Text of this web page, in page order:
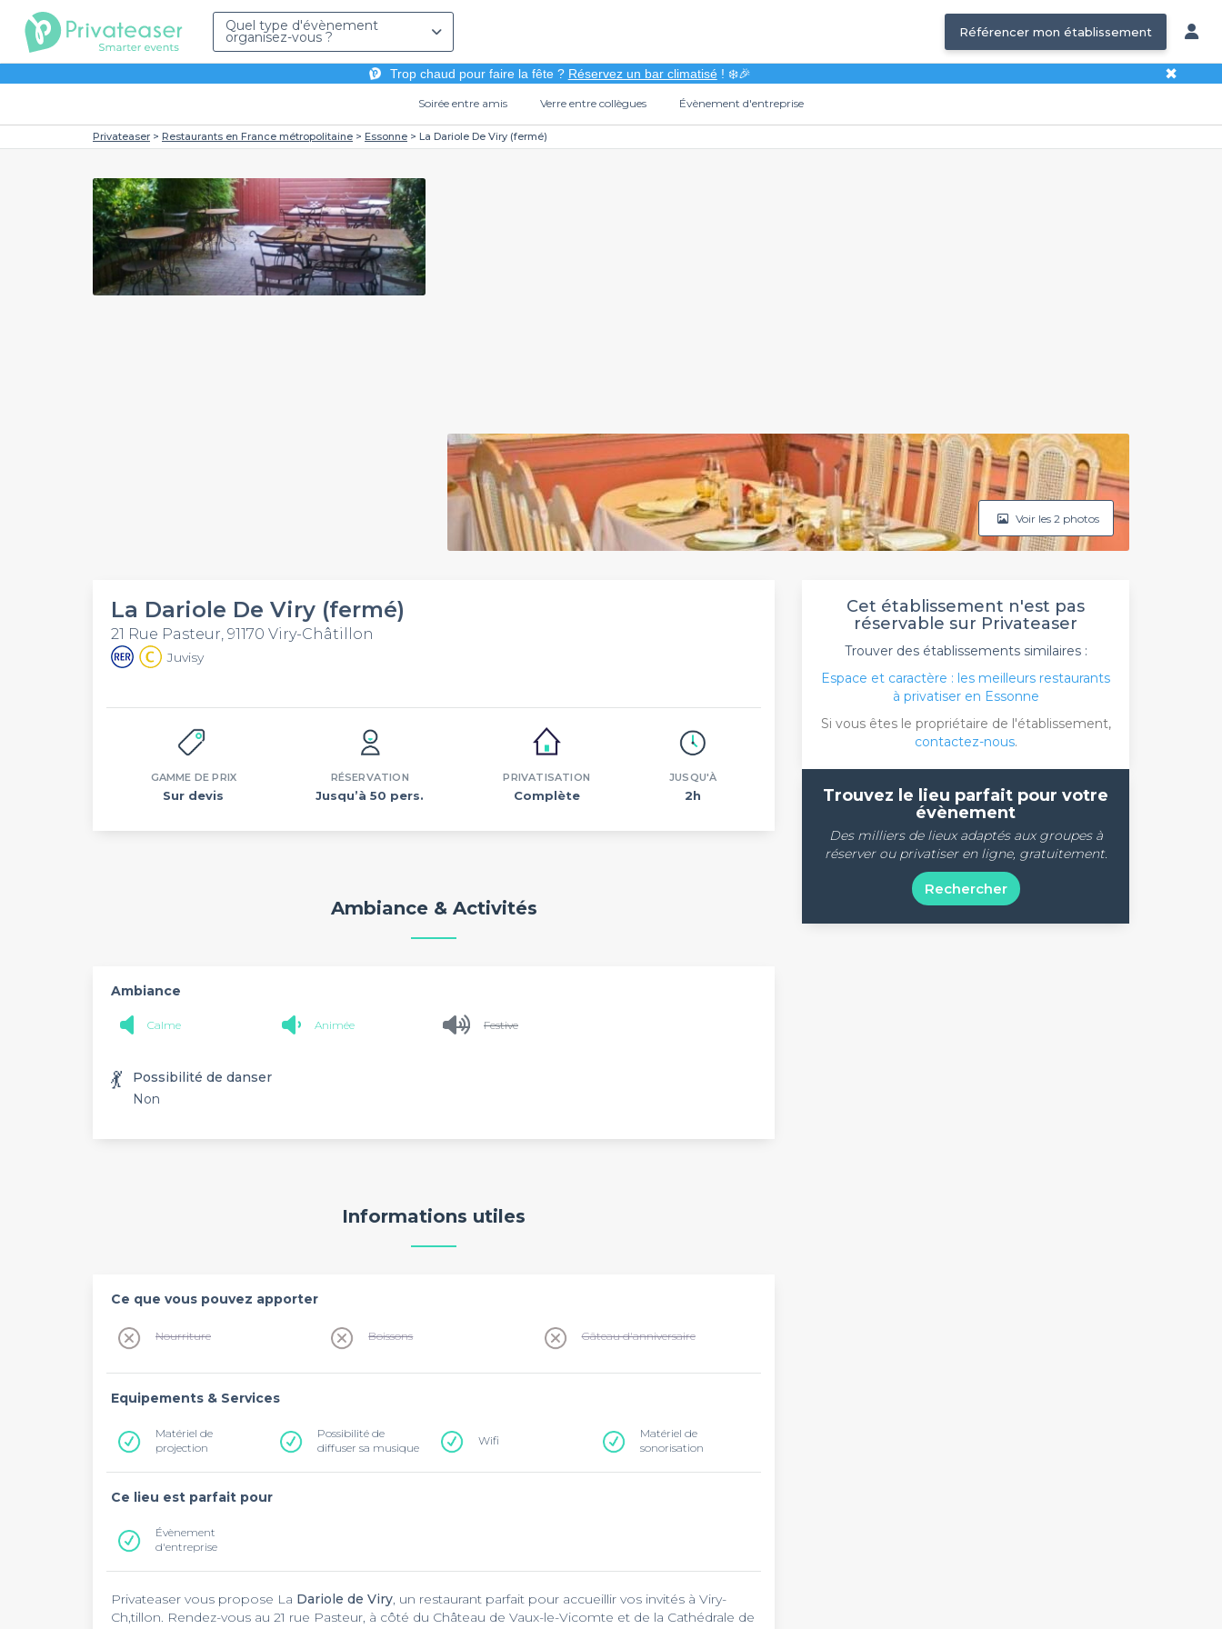
Quel type d'évènement
organisez-vous ? Référencer mon établissement
Trop chaud pour faire la fête ? Réservez un bar climatisé! ❄️🎉 ✖
Soirée entre amis Verre entre collègues Évènement d'entreprise
Privateaser Restaurants en France métropolitaine Essonne La Dariole De Viry (fermé)
Voir les 2 photos
La Dariole De Viry (fermé)
21 Rue Pasteur, 91170 Viry-Châtillon
Juvisy
GAMME DE PRIX
Sur devis
RÉSERVATION
Jusqu’à 50 pers.
PRIVATISATION
Complète
JUSQU'À
2h
Ambiance & Activités
Ambiance
Calme Animée Festive
💃
Possibilité de danser
Non
Informations utiles
Ce que vous pouvez apporter
Nourriture Boissons Gâteau d'anniversaire
Equipements & Services
Matériel de
projection
Possibilité de
diffuser sa musique
Wifi
Matériel de
sonorisation
Ce lieu est parfait pour
Évènement
d'entreprise
Privateaser vous propose La Dariole de Viry, un restaurant parfait pour accueillir vos invités à Viry-
Ch‚tillon. Rendez-vous au 21 rue Pasteur, à côté du Château de Vaux-le-Vicomte et de la Cathédrale de
Cet établissement n'est pas
réservable sur Privateaser
Trouver des établissements similaires :
Espace et caractère : les meilleurs restaurants
à privatiser en Essonne
Si vous êtes le propriétaire de l'établissement,
contactez-nous.
Trouvez le lieu parfait pour votre
évènement
Des milliers de lieux adaptés aux groupes à
réserver ou privatiser en ligne, gratuitement.
Rechercher